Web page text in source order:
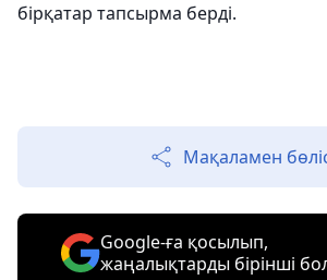
бірқатар тапсырма берді.
Мақаламен
Google-ға қосылып,
жаңалықтарды бірінші